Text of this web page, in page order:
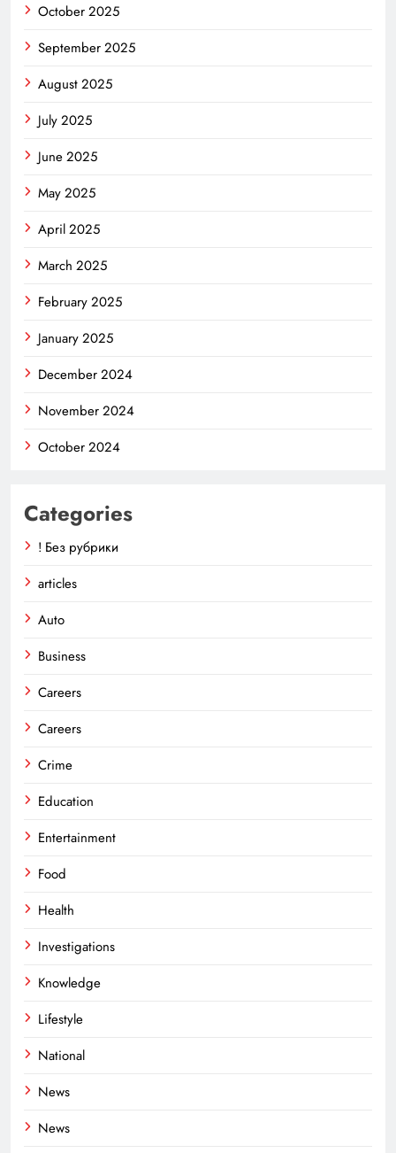
October 2025
September 2025
August 2025
July 2025
June 2025
May 2025
April 2025
March 2025
February 2025
January 2025
December 2024
November 2024
October 2024
Categories
! Без рубрики
articles
Auto
Business
Careers
Careers
Crime
Education
Entertainment
Food
Health
Investigations
Knowledge
Lifestyle
National
News
News